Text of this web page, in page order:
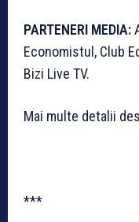
PARTENERI MEDIA:
Economistul, Club
Bizi Live TV.
Mai multe detalii
***